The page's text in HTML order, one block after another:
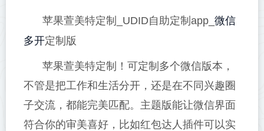
苹果萱美特定制_UDID自助定制app_ 微信
多开定制版
苹果萱美特定制！可定制多个微信版本，
不管是把工作和生活分开，还是在不同兴趣圈
子交流，都能完美匹配。主题版能让微信界面
符合你的审美喜好，比如红包达人插件可以实